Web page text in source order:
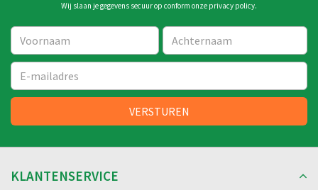
Wij slaan je gegevens secuur op conform onze privacy policy.
KLANTENSERVICE